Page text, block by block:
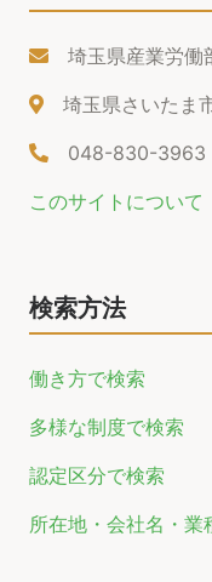
埼玉県産業労働
埼玉県さいたま
048-830-3963
このサイトについて
検索方法
働き方で検索
多様な制度で検索
認定区分で検索
所在地・会社名・業